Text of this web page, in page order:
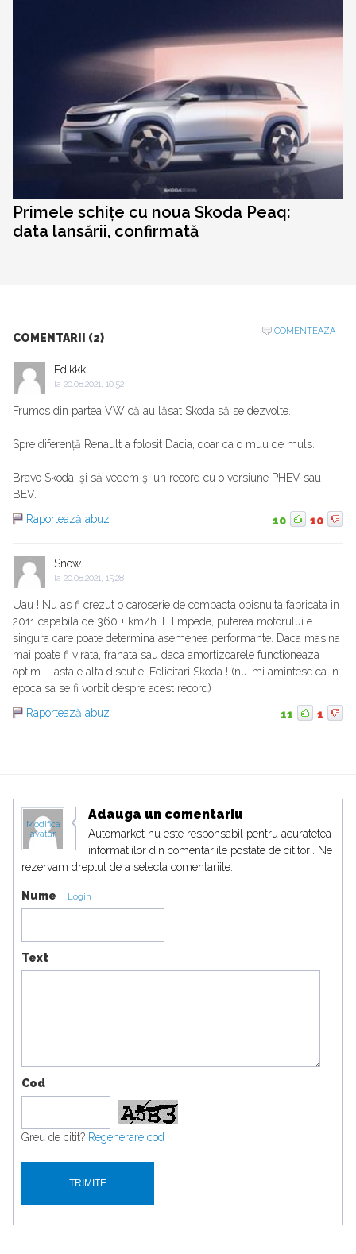
Primele schițe cu noua Skoda Peaq:
data lansării, confirmată
COMENTARII (2)
COMENTEAZA
Edikkk
la 20.08.2021, 10:52
Frumos din partea VW că au lăsat Skoda să se dezvolte.
Spre diferență Renault a folosit Dacia, doar ca o muu de muls.
Bravo Skoda, şi să vedem şi un record cu o versiune PHEV sau
BEV.
Raportează abuz
10 10
Snow
la 20.08.2021, 15:28
Uau ! Nu as fi crezut o caroserie de compacta obisnuita fabricata in
2011 capabila de 360 + km/h. E limpede, puterea motorului e
singura care poate determina asemenea performante. Daca masina
mai poate fi virata, franata sau daca amortizoarele functioneaza
optim ... asta e alta discutie. Felicitari Skoda ! (nu-mi amintesc ca in
epoca sa se fi vorbit despre acest record)
Raportează abuz
11 1
Modifica
avatar
Adauga un comentariu
Automarket nu este responsabil pentru acuratetea
informatiilor din comentariile postate de cititori. Ne
rezervam dreptul de a selecta comentariile.
Nume Login
Text
Cod
Greu de citit? Regenerare cod